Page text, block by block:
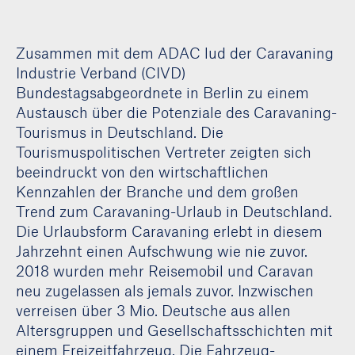
Zusammen mit dem ADAC lud der Caravaning
Industrie Verband (CIVD)
Bundestagsabgeordnete in Berlin zu einem
Austausch über die Potenziale des Caravaning-
Tourismus in Deutschland. Die
Tourismuspolitischen Vertreter zeigten sich
beeindruckt von den wirtschaftlichen
Kennzahlen der Branche und dem großen
Trend zum Caravaning-Urlaub in Deutschland.
Die Urlaubsform Caravaning erlebt in diesem
Jahrzehnt einen Aufschwung wie nie zuvor.
2018 wurden mehr Reisemobil und Caravan
neu zugelassen als jemals zuvor. Inzwischen
verreisen über 3 Mio. Deutsche aus allen
Altersgruppen und Gesellschaftsschichten mit
einem Freizeitfahrzeug. Die Fahrzeug-